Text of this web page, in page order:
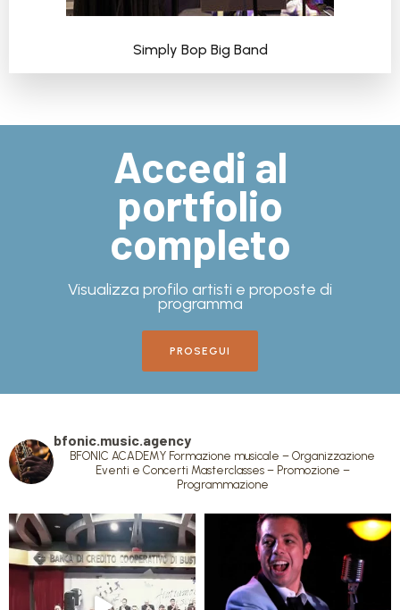
Simply Bop Big Band
Accedi al
portfolio
completo
Visualizza profilo artisti e proposte di
programma
PROSEGUI
bfonic.music.agency
BFONIC ACADEMY Formazione musicale – Organizzazione
Eventi e Concerti Masterclasses – Promozione –
Programmazione